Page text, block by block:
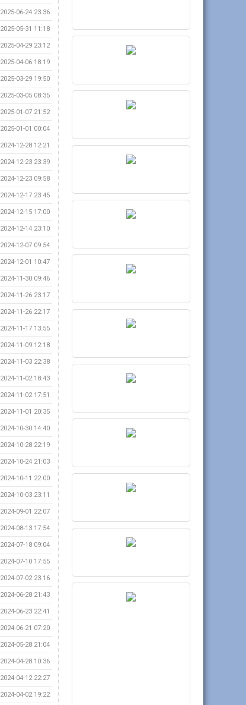
2025-06-24 23:36
2025-05-31 11:18
2025-04-29 23:12
2025-04-06 18:19
2025-03-29 19:50
2025-03-05 08:35
2025-01-07 21:52
2025-01-01 00:04
2024-12-28 12:21
2024-12-23 23:39
2024-12-23 09:58
2024-12-17 23:45
2024-12-15 17:00
2024-12-14 23:10
2024-12-07 09:54
2024-12-01 10:47
2024-11-30 09:46
2024-11-26 23:17
2024-11-26 22:17
2024-11-17 13:55
2024-11-09 12:18
2024-11-03 22:38
2024-11-02 18:43
2024-11-02 17:51
2024-11-01 20:35
2024-10-30 14:40
2024-10-28 22:19
2024-10-24 21:03
2024-10-11 22:00
2024-10-03 23:11
2024-09-01 22:07
2024-08-13 17:54
2024-07-18 09:04
2024-07-10 17:55
2024-07-02 23:16
2024-06-28 21:43
2024-06-23 22:41
2024-06-21 07:20
2024-05-28 21:04
2024-04-28 10:36
2024-04-12 22:27
2024-04-02 19:22